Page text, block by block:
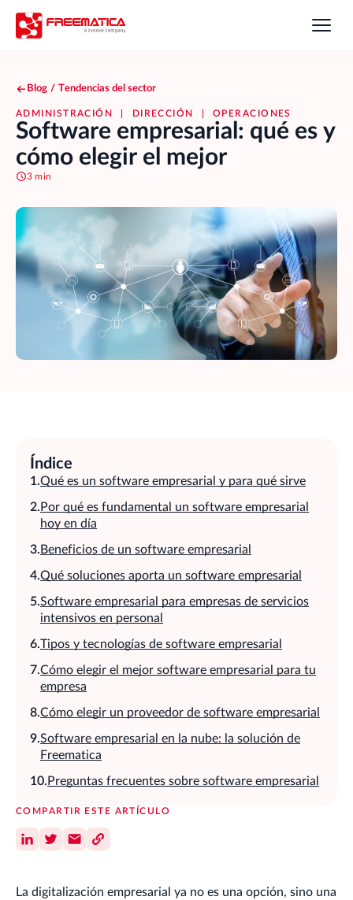
Blog / Tendencias del sector
ADMINISTRACIÓN DIRECCIÓN OPERACIONES
Software empresarial: qué es y
cómo elegir el mejor
3 min
Índice
Qué es un software empresarial y para qué sirve
Por qué es fundamental un software empresarial
hoy en día
Beneficios de un software empresarial
Qué soluciones aporta un software empresarial
Software empresarial para empresas de servicios
intensivos en personal
Tipos y tecnologías de software empresarial
Cómo elegir el mejor software empresarial para tu
empresa
Cómo elegir un proveedor de software empresarial
Software empresarial en la nube: la solución de
Freematica
Preguntas frecuentes sobre software empresarial
COMPARTIR ESTE ARTÍCULO
La digitalización empresarial ya no es una opción, sino una